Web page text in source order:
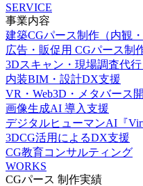
SERVICE
事業内容
建築CGパース制作（内観
広告・販促用 CGパース制
3Dスキャン・現場調査代
内装BIM・設計DX支援
VR・Web3D・メタバース
画像生成AI 導入支援
デジタルヒューマンAI『
3DCG活用によるDX支援
CG教育コンサルティング
WORKS
CGパース 制作実績